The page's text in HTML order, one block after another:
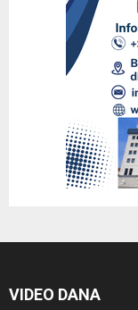
VIDEO DANA